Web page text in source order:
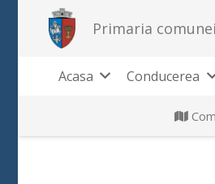
Primaria
Acasa Conducerea